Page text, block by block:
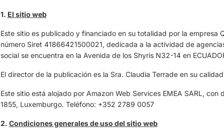
1. El sitio web
Este sitio es publicado y financiado en su totalidad por la empresa
número Siret 41866421500021, dedicada a la actividad de
social se encuentra en la Avenida de los Shyris N32-14 en
El director de la publicación es la Sra. Claudia Terrade en su
Este sitio está alojado por Amazon Web Services EMEA SARL,
1855, Luxemburgo. Teléfono: +352 2789 0057
2. Condiciones generales de uso del sitio web